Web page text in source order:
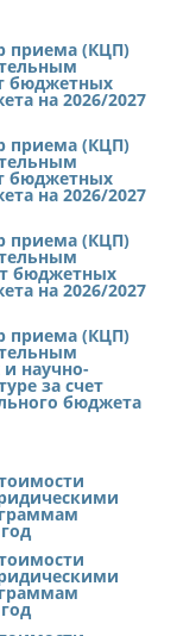
установок
бассейна
установок
приема (КЦП)
бюджетных
на 2026/2027
приема (КЦП)
бюджетных
на 2026/2027
приема (КЦП)
бюджетных
на 2026/2027
приема (КЦП)
научно-
за счет
бюджета